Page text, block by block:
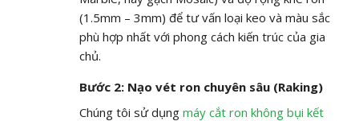
(1.5mm – 3mm) để tư vấn loại keo và màu sắc
phù hợp nhất với phong cách kiến trúc của gia
chủ.
Bước 2: Nạo vét ron chuyên sâu (Raking)
Chúng tôi sử dụng máy cắt ron không bụi kết